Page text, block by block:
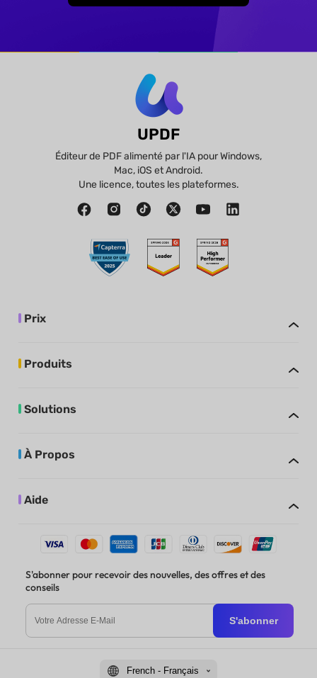
UPDF
Éditeur de PDF alimenté par l'IA pour Windows,
Mac, iOS et Android.
Une licence, toutes les plateformes.
Prix
Produits
Solutions
À Propos
Aide
S'abonner pour recevoir des nouvelles, des offres et des
conseils
S'abonner
French - Français